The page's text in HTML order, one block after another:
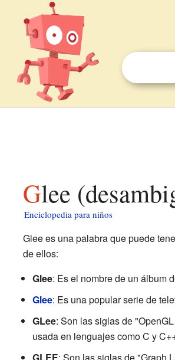
Glee
Enciclopedia para niños
Glee es una palabra que puede
de ellos:
Glee: Es el nombre de un álbum
Glee: Es una popular serie de
GLee: Son las siglas de
usada en lenguajes como C y